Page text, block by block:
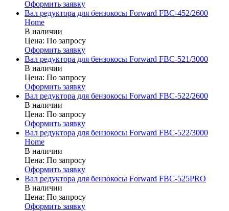
Оформить заявку
Вал редуктора для бензокосы Forward FBC-452/2600
Home
В наличии
Цена: По запросу
Оформить заявку
Вал редуктора для бензокосы Forward FBC-521/3000
В наличии
Цена: По запросу
Оформить заявку
Вал редуктора для бензокосы Forward FBC-522/2600
В наличии
Цена: По запросу
Оформить заявку
Вал редуктора для бензокосы Forward FBC-522/3000
Home
В наличии
Цена: По запросу
Оформить заявку
Вал редуктора для бензокосы Forward FBC-525PRO
В наличии
Цена: По запросу
Оформить заявку